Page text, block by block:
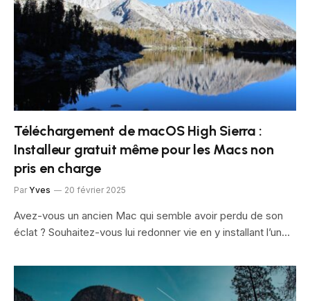
Téléchargement de macOS High Sierra :
Installeur gratuit même pour les Macs non
pris en charge
Par Yves 20 février 2025
Avez-vous un ancien Mac qui semble avoir perdu de son
éclat ? Souhaitez-vous lui redonner vie en y installant l’un…